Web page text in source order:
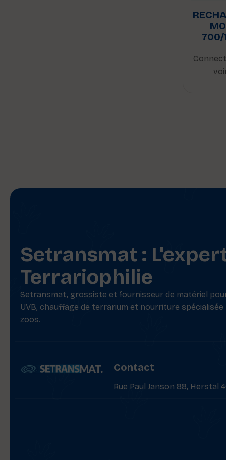
700/
Setransmat :
Terrariophilie
Setransmat, grossiste et fournisseur de matériel
UVB, chauffage de terrarium et nourriture
zoos.
Contact
Rue Paul Janson 88, Herstal